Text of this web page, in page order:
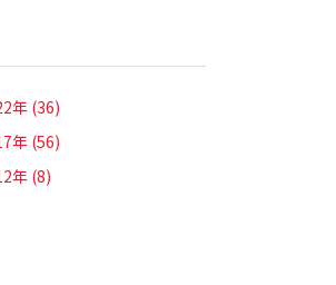
年 (36)
年 (56)
年 (8)